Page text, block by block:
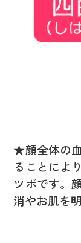
★顔全体の
ることによ
ツボです。
消やお肌を